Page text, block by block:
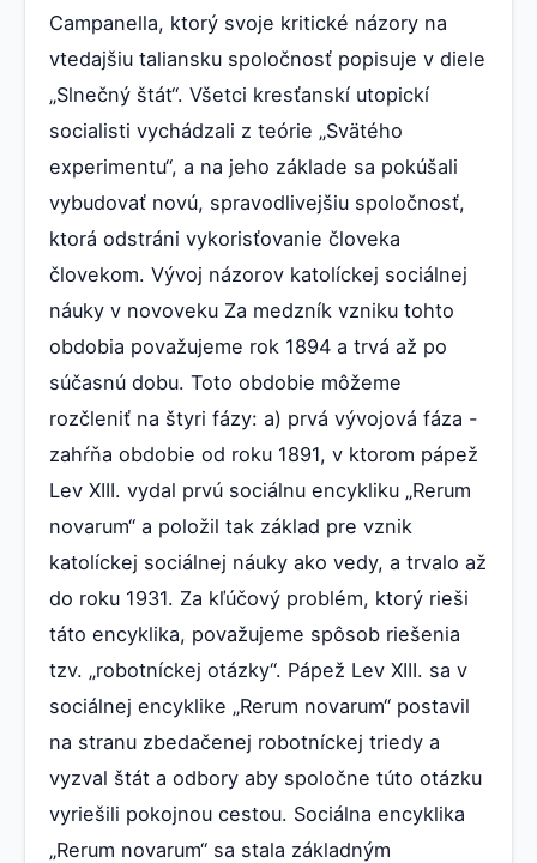
Campanella, ktorý svoje kritické názory na
vtedajšiu taliansku spoločnosť popisuje v diele
„Slnečný štát“. Všetci kresťanskí utopickí
socialisti vychádzali z teórie „Svätého
experimentu“, a na jeho základe sa pokúšali
vybudovať novú, spravodlivejšiu spoločnosť,
ktorá odstráni vykorisťovanie človeka
človekom. Vývoj názorov katolíckej sociálnej
náuky v novoveku Za medzník vzniku tohto
obdobia považujeme rok 1894 a trvá až po
súčasnú dobu. Toto obdobie môžeme
rozčleniť na štyri fázy: a) prvá vývojová fáza -
zahŕňa obdobie od roku 1891, v ktorom pápež
Lev XIII. vydal prvú sociálnu encykliku „Rerum
novarum“ a položil tak základ pre vznik
katolíckej sociálnej náuky ako vedy, a trvalo až
do roku 1931. Za kľúčový problém, ktorý rieši
táto encyklika, považujeme spôsob riešenia
tzv. „robotníckej otázky“. Pápež Lev XIII. sa v
sociálnej encyklike „Rerum novarum“ postavil
na stranu zbedačenej robotníckej triedy a
vyzval štát a odbory aby spoločne túto otázku
vyriešili pokojnou cestou. Sociálna encyklika
„Rerum novarum“ sa stala základným